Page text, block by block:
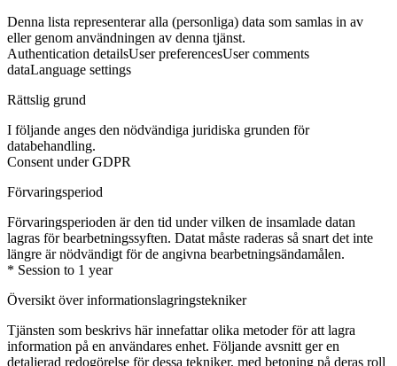
Denna lista representerar alla (personliga) data som samlas in av
eller genom användningen av denna tjänst.
Authentication detailsUser preferencesUser comments
dataLanguage settings
Rättslig grund
I följande anges den nödvändiga juridiska grunden för
databehandling.
Consent under GDPR
Förvaringsperiod
Förvaringsperioden är den tid under vilken de insamlade datan
lagras för bearbetningssyften. Datat måste raderas så snart det inte
längre är nödvändigt för de angivna bearbetningsändamålen.
* Session to 1 year
Översikt över informationslagringstekniker
Tjänsten som beskrivs här innefattar olika metoder för att lagra
information på en användares enhet. Följande avsnitt ger en
detaljerad redogörelse för dessa tekniker, med betoning på deras roll